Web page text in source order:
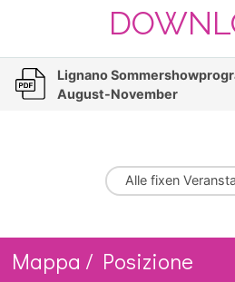
Lignano
August-November
Alle fixen
Mappa / Posizione